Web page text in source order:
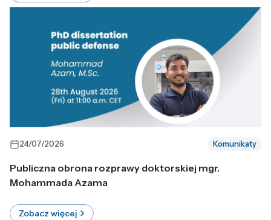
24/07/2026 Komunikaty
Publiczna obrona rozprawy doktorskiej mgr.
Mohammada Azama
Zobacz więcej